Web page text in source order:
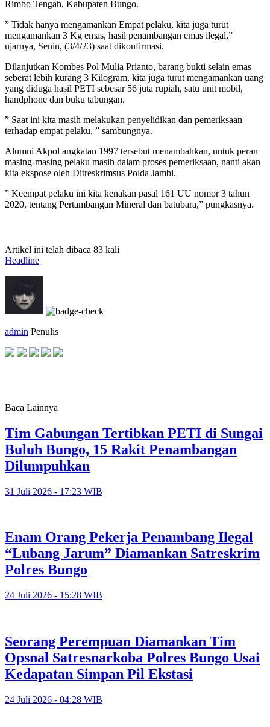
Rimbo Tengah, Kabupaten Bungo.
” Tidak hanya mengamankan Empat pelaku, kita juga turut
mengamankan 3 Kg emas, hasil penambangan emas ilegal,”
ujarnya, Senin, (3/4/23) saat dikonfirmasi.
Dilanjutkan Kombes Pol Mulia Prianto, barang bukti selain emas
seberat lebih kurang 3 Kilogram, kita juga turut mengamankan uang
yang diduga hasil PETI sebesar 56 juta rupiah, satu unit mobil,
handphone dan buku tabungan.
” Saat ini kita masih melakukan penyelidikan dan pemeriksaan
terhadap empat pelaku, ” sambungnya.
Alumni Akpol angkatan 1997 tersebut menambahkan, untuk peran
masing-masing pelaku masih dalam proses pemeriksaan, nanti akan
kita ekspose oleh Ditreskrimsus Polda Jambi.
” Keempat pelaku ini kita kenakan pasal 161 UU nomor 3 tahun
2020, tentang Pertambangan Mineral dan batubara,” pungkasnya.
Artikel ini telah dibaca 83 kali
Headline
admin Penulis
Baca Lainnya
Tim Gabungan Tertibkan PETI di Sungai
Buluh Bungo, 15 Rakit Penambangan
Dilumpuhkan
31 Juli 2026 - 17:23 WIB
Enam Orang Pekerja Penambang Ilegal
“Lubang Jarum” Diamankan Satreskrim
Polres Bungo
24 Juli 2026 - 15:28 WIB
Seorang Perempuan Diamankan Tim
Opsnal Satresnarkoba Polres Bungo Usai
Kedapatan Simpan Pil Ekstasi
24 Juli 2026 - 04:28 WIB